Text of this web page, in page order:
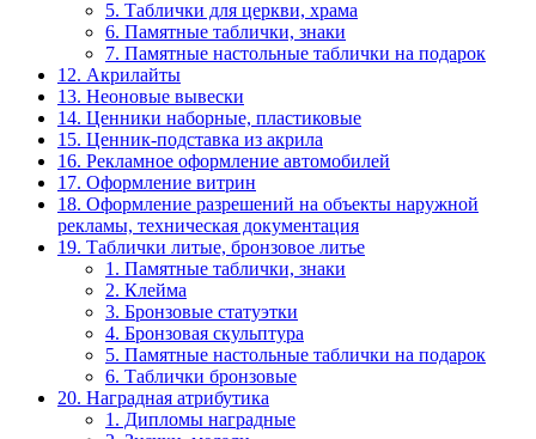
5. Таблички для церкви, храма
6. Памятные таблички, знаки
7. Памятные настольные таблички на подарок
12. Акрилайты
13. Неоновые вывески
14. Ценники наборные, пластиковые
15. Ценник-подставка из акрила
16. Рекламное оформление автомобилей
17. Оформление витрин
18. Оформление разрешений на объекты наружной
рекламы, техническая документация
19. Таблички литые, бронзовое литье
1. Памятные таблички, знаки
2. Клейма
3. Бронзовые статуэтки
4. Бронзовая скульптура
5. Памятные настольные таблички на подарок
6. Таблички бронзовые
20. Наградная атрибутика
1. Дипломы наградные